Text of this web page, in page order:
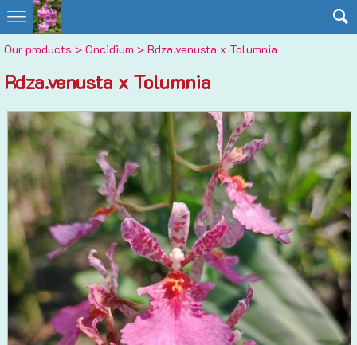
Our products > Oncidium > Rdza.venusta x Tolumnia
Rdza.venusta x Tolumnia